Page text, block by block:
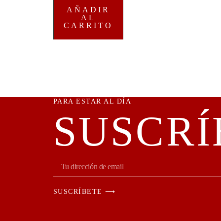
AÑADIR
AL
CARRITO
PARA ESTAR AL DÍA
SUSCRÍBETE ⟶